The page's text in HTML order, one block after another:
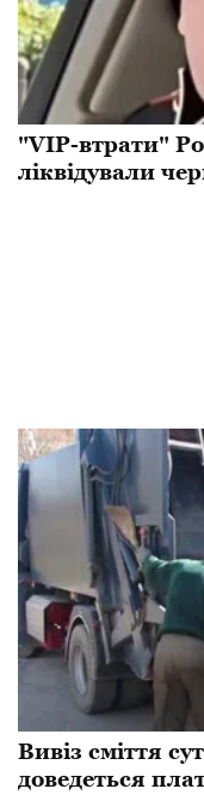
"VIP-втрати"
ліквідували
Вивіз сміття
доведеться